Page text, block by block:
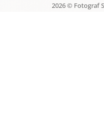
2026 © Fotograf